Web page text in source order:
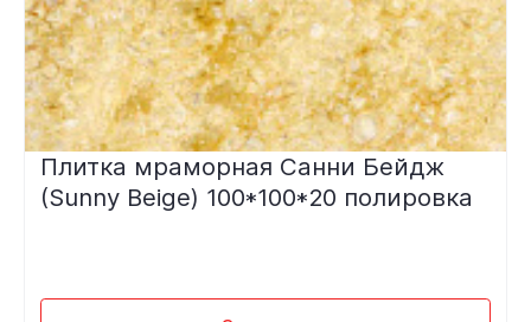
Плитка мраморная Санни Бейдж
(Sunny Beige) 100*100*20 полировка